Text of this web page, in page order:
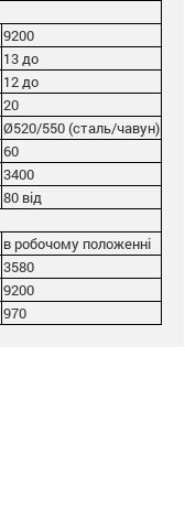
9200
13 до
12 до
20
Ø520/550 (сталь/чавун)
60
3400
80 від
в робочому положенні
3580
9200
970